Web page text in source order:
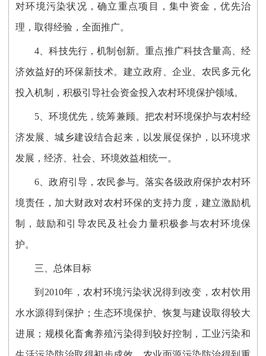
对环境污染状况，确立重点项目，集中资金，优先治
理，取得经验，全面推广。
4、科技先行，机制创新。重点推广科技含量高、经
济效益好的环保新技术。建立政府、企业、农民多元化
投入机制，积极引导社会资金投入农村环境保护领域。
5、环境优先，统筹兼顾。把农村环境保护与农村经
济发展、城乡建设结合起来，以发展促保护，以环境求
发展，经济、社会、环境效益相统一。
6、政府引导，农民参与。落实各级政府保护农村环
境责任，加大财政对农村环保的支持力度，建立激励机
制，鼓励和引导农民及社会力量积极参与农村环境保
护。
三、总体目标
到2010年，农村环境污染状况得到改变，农村饮用
水水源得到保护；生态环境保护、恢复与建设取得较大
进展；规模化畜禽养殖污染得到较好控制，工业污染和